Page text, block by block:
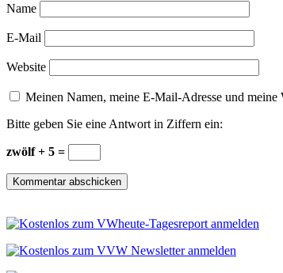
Name
E-Mail
Website
Meinen Namen, meine E-Mail-Adresse und
Bitte geben Sie eine Antwort in Ziffern ein:
zwölf + 5 =